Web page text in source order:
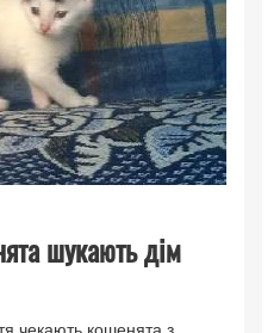
шукають дім
чекають кошенята з